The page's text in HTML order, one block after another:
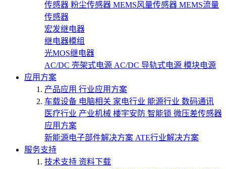
传感器 粉尘传感器 MEMS风量传感器 MEMS流量
传感器
宏发继电器
继电器模组
光MOS继电器
AC/DC 壳架式电源 AC/DC 导轨式电源 模块电源
应用方案
产品应用 行业应用方案
车载设备 电脑相关 家电行业 能源行业 数码通讯
医疗行业 产业机械 楼宇安防 智能锁 微压差传感器
应用方案
新能源电子部件解决方案 ATE行业解决方案
服务支持
技术支持 资料下载